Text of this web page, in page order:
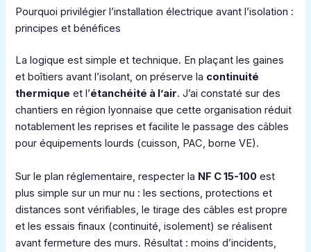
Pourquoi privilégier l’installation électrique avant l’isolation :
principes et bénéfices
La logique est simple et technique. En plaçant les gaines
et boîtiers avant l’isolant, on préserve la continuité
thermique et l’étanchéité à l’air. J’ai constaté sur des
chantiers en région lyonnaise que cette organisation réduit
notablement les reprises et facilite le passage des câbles
pour équipements lourds (cuisson, PAC, borne VE).
Sur le plan réglementaire, respecter la NF C 15-100 est
plus simple sur un mur nu : les sections, protections et
distances sont vérifiables, le tirage des câbles est propre
et les essais finaux (continuité, isolement) se réalisent
avant fermeture des murs. Résultat : moins d’incidents,